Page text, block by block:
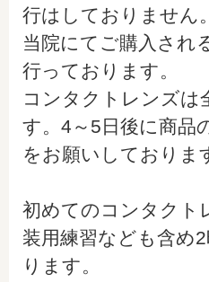
行はしておりません。
当院にてご購入され
行っております。
コンタクトレンズは
す。4～5日後に商品
をお願いしておりま
初めてのコンタクト
装用練習なども含め
ります。